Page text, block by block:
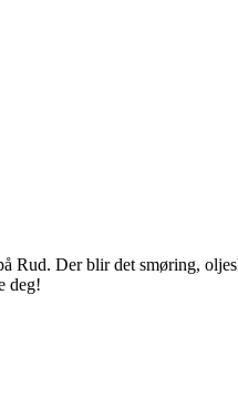
Der blir det smøring,
deg!